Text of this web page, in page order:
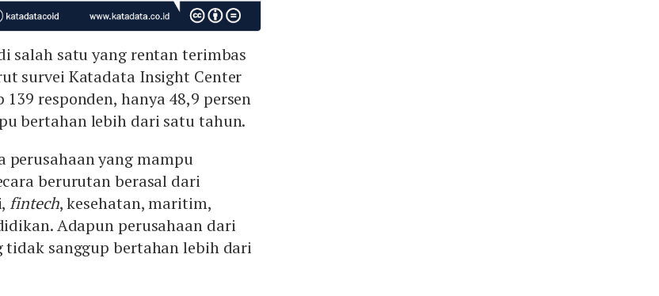
salah satu yang rentan terimbas
survei Katadata Insight Center
responden, hanya 48,9 persen
bertahan lebih dari satu tahun.
perusahaan yang mampu
berurutan berasal dari
fintech, kesehatan, maritim,
Adapun perusahaan dari
tidak sanggup bertahan lebih dari